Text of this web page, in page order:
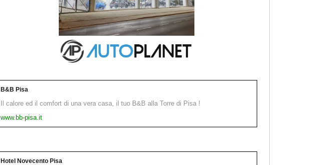
B&B Pisa
Il calore ed il comfort di una vera casa, il tuo B&B alla Torre di Pisa !
www.bb-pisa.it
Hotel Novecento Pisa